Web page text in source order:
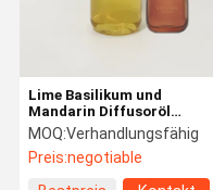
Lime Basilikum und
Mandarin Diffusoröl
Langlebiges Frischluft
Duftöl
MOQ:Verhandlungsfähig
Preis:negotiable